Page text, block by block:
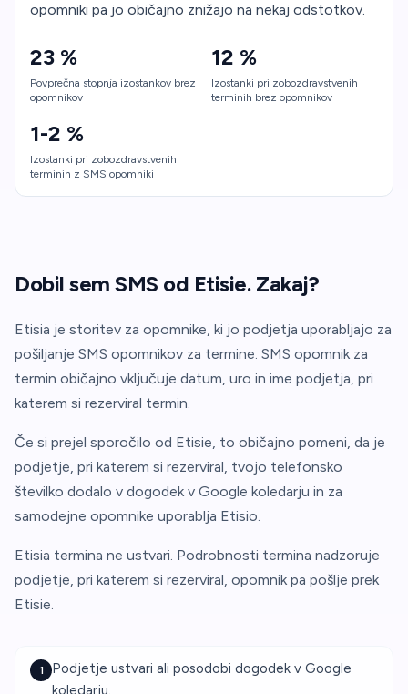
opomniki pa jo običajno znižajo na nekaj odstotkov.
23 %
Povprečna stopnja izostankov brez
opomnikov
12 %
Izostanki pri zobozdravstvenih
terminih brez opomnikov
1-2 %
Izostanki pri zobozdravstvenih
terminih z SMS opomniki
Dobil sem SMS od Etisie. Zakaj?
Etisia je storitev za opomnike, ki jo podjetja uporabljajo za
pošiljanje SMS opomnikov za termine. SMS opomnik za
termin običajno vključuje datum, uro in ime podjetja, pri
katerem si rezerviral termin.
Če si prejel sporočilo od Etisie, to običajno pomeni, da je
podjetje, pri katerem si rezerviral, tvojo telefonsko
številko dodalo v dogodek v Google koledarju in za
samodejne opomnike uporablja Etisio.
Etisia termina ne ustvari. Podrobnosti termina nadzoruje
podjetje, pri katerem si rezerviral, opomnik pa pošlje prek
Etisie.
1
Podjetje ustvari ali posodobi dogodek v Google
koledarju.